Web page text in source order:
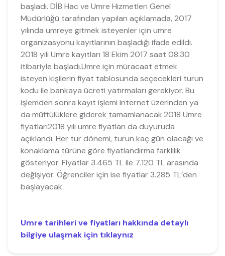
başladı. DİB Hac ve Umre Hizmetleri Genel
Müdürlüğü tarafından yapılan açıklamada, 2017
yılında umreye gitmek isteyenler için umre
organizasyonu kayıtlarının başladığı ifade edildi.
2018 yılı Umre kayıtları 18 Ekim 2017 saat 08:30
itibariyle başladı.Umre için müracaat etmek
isteyen kişilerin fiyat tablosunda seçecekleri turun
kodu ile bankaya ücreti yatırmaları gerekiyor. Bu
işlemden sonra kayıt işlemi internet üzerinden ya
da müftülüklere giderek tamamlanacak.2018 Umre
fiyatları2018 yılı umre fiyatları da duyuruda
açıklandı. Her tur dönemi, turun kaç gün olacağı ve
konaklama türüne göre fiyatlandırma farklılık
gösteriyor. Fiyatlar 3.465 TL ile 7.120 TL arasında
değişiyor. Öğrenciler için ise fiyatlar 3.285 TL’den
başlayacak.
Umre tarihleri ve fiyatları hakkında detaylı
bilgiye ulaşmak için tıklaynız